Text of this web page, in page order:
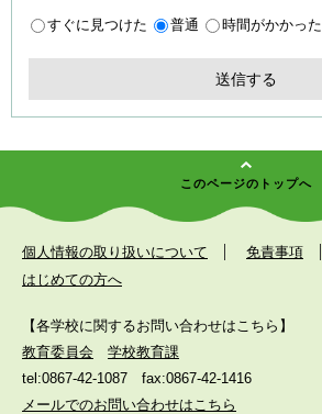
すぐに見つけた 普通 時間がかかった
このページのトップへ
個人情報の取り扱いについて 免責事項
はじめての方へ
【各学校に関するお問い合わせはこちら】
教育委員会
学校教育課
tel:0867-42-1087
fax:0867-42-1416
メールでのお問い合わせはこちら